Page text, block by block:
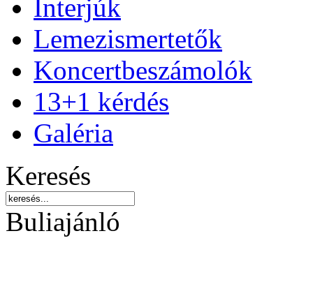
Interjúk
Lemezismertetők
Koncertbeszámolók
13+1 kérdés
Galéria
Keresés
Buliajánló